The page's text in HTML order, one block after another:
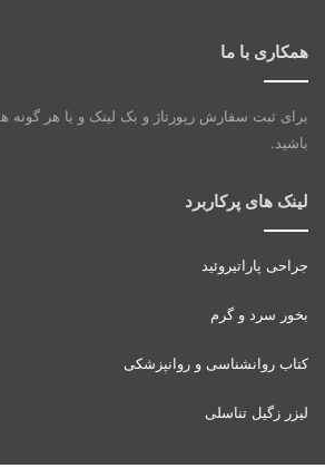
همکاری با ما
برای ثبت سفارش رپورتاژ و بک لینک و یا هر گونه
باشید.
لینک های پرکاربرد
جراحی پاراتیروئید
بخور سرد و گرم
کتاب روانشناسی و روانپزشکی
لیزر زگیل تناسلی